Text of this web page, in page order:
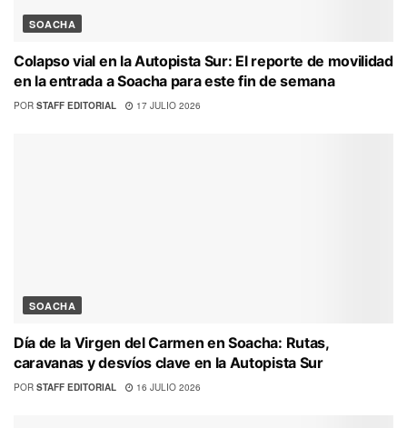
SOACHA
Colapso vial en la Autopista Sur: El reporte de movilidad
en la entrada a Soacha para este fin de semana
POR STAFF EDITORIAL 17 JULIO 2026
SOACHA
Día de la Virgen del Carmen en Soacha: Rutas,
caravanas y desvíos clave en la Autopista Sur
POR STAFF EDITORIAL 16 JULIO 2026